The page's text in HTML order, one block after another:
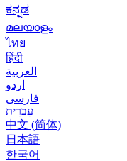
ಕನ್ನಡ
മലയാളം
ไทย
हिंदी
العربية
اردو
فارسی
עִברִית
中文 (简体)
日本語
한국어